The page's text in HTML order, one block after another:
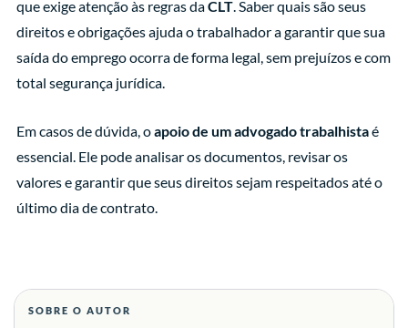
que exige atenção às regras daCLT. Saber quais são seus
direitos e obrigações ajuda o trabalhador a garantir que sua
saída do emprego ocorra de forma legal, sem prejuízos e com
total segurança jurídica.
Em casos de dúvida, oapoio de um advogado trabalhistaé
essencial. Ele pode analisar os documentos, revisar os
valores e garantir que seus direitos sejam respeitados até o
último dia de contrato.
SOBRE O AUTOR